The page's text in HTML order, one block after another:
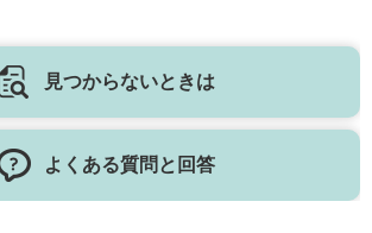
見つからないときは
よくある質問と回答